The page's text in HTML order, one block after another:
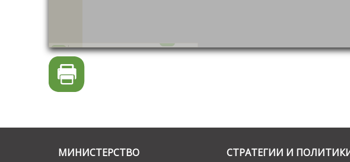
МИНИСТЕРСТВО
СТРАТЕГИИ И